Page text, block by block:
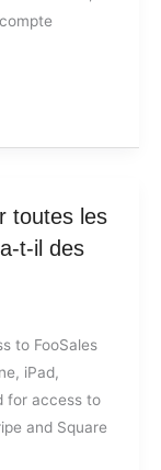
toutes les
t-il des
to FooSales
iPad,
for access to
and Square